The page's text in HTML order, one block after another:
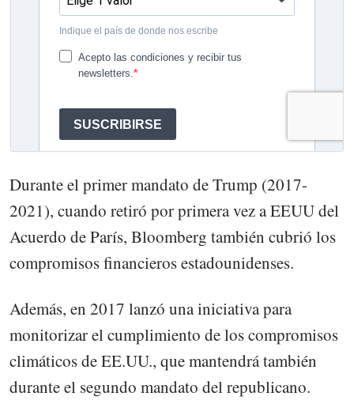
Durante el primer mandato de Trump (2017-
2021), cuando retiró por primera vez a EEUU del
Acuerdo de París, Bloomberg también cubrió los
compromisos financieros estadounidenses.
Además, en 2017 lanzó una iniciativa para
monitorizar el cumplimiento de los compromisos
climáticos de EE.UU., que mantendrá también
durante el segundo mandato del republicano.